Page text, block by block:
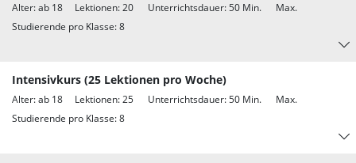
Alter: ab 18 Lektionen: 20 Unterrichtsdauer: 50 Min. Max.
Studierende pro Klasse: 8
Intensivkurs (25 Lektionen pro Woche)
Alter: ab 18 Lektionen: 25 Unterrichtsdauer: 50 Min. Max.
Studierende pro Klasse: 8